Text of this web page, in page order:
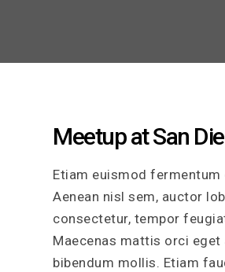
Meetup at San
Etiam euismod fermentum
Aenean nisl sem, auctor
consectetur, tempor
Maecenas mattis orci eget
bibendum mollis. Etiam